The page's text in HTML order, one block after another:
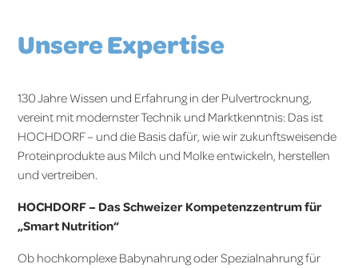
Unsere Expertise
130 Jahre Wissen und Erfahrung in der Pulvertrocknung,
vereint mit modernster Technik und Marktkenntnis: Das ist
HOCHDORF – und die Basis dafür, wie wir zukunftsweisende
Proteinprodukte aus Milch und Molke entwickeln, herstellen
und vertreiben.
HOCHDORF – Das Schweizer Kompetenzzentrum für
„Smart Nutrition“
Ob hochkomplexe Babynahrung oder Spezialnahrung für